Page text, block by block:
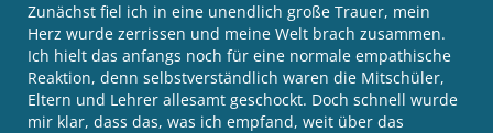
Zunächst fiel ich in eine unendlich große Trauer, mein
Herz wurde zerrissen und meine Welt brach zusammen.
Ich hielt das anfangs noch für eine normale empathische
Reaktion, denn selbstverständlich waren die Mitschüler,
Eltern und Lehrer allesamt geschockt. Doch schnell wurde
mir klar, dass das, was ich empfand, weit über das